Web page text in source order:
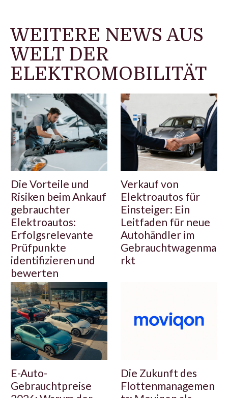
WEITERE NEWS AUS
WELT DER
ELEKTROMOBILITÄT
Die Vorteile und
Risiken beim Ankauf
gebrauchter
Elektroautos:
Erfolgsrelevante
Prüfpunkte
identifizieren und
bewerten
Verkauf von
Elektroautos für
Einsteiger: Ein
Leitfaden für neue
Autohändler im
Gebrauchtwagenma
rkt
E-Auto-
Gebrauchtpreise
Die Zukunft des
Flottenmanagemen